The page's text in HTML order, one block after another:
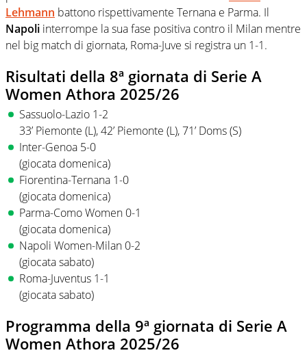
Lehmann battono rispettivamente Ternana e Parma. Il
Napoli interrompe la sua fase positiva contro il Milan mentre
nel big match di giornata, Roma-Juve si registra un 1-1.
Risultati della 8ª giornata di Serie A
Women Athora 2025/26
Sassuolo-Lazio 1-2
33’ Piemonte (L), 42’ Piemonte (L), 71’ Doms (S)
Inter-Genoa 5-0
(giocata domenica)
Fiorentina-Ternana 1-0
(giocata domenica)
Parma-Como Women 0-1
(giocata domenica)
Napoli Women-Milan 0-2
(giocata sabato)
Roma-Juventus 1-1
(giocata sabato)
Programma della 9ª giornata di Serie A
Women Athora 2025/26